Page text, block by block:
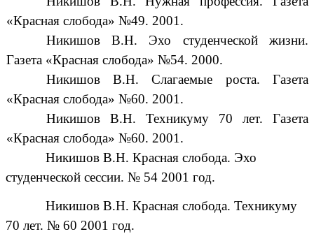
«Красная слобода» №49. 2001.
Никишов В.Н. Эхо студенческой жизни.
Газета «Красная слобода» №54. 2000.
Никишов В.Н. Слагаемые роста. Газета
«Красная слобода» №60. 2001.
Никишов В.Н. Техникуму 70 лет. Газета
«Красная слобода» №60. 2001.
Никишов В.Н. Красная слобода. Эхо
студенческой сессии. № 54 2001 год.
Никишов В.Н. Красная слобода. Техникуму
70 лет. № 60 2001 год.